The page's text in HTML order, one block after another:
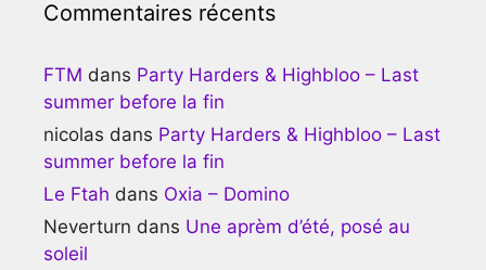
Commentaires récents
FTM dans Party Harders & Highbloo – Last
summer before la fin
nicolas dans Party Harders & Highbloo – Last
summer before la fin
Le Ftah dans Oxia – Domino
Neverturn dans Une aprèm d’été, posé au
soleil